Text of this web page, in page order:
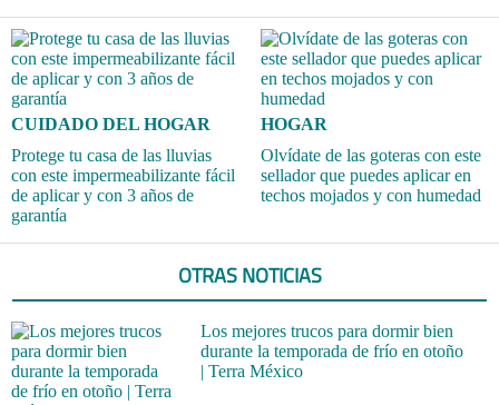
CUIDADO DEL HOGAR
Protege tu casa de las lluvias
con este impermeabilizante fácil
de aplicar y con 3 años de
garantía
HOGAR
Olvídate de las goteras con este
sellador que puedes aplicar en
techos mojados y con humedad
OTRAS NOTICIAS
Los mejores trucos para dormir bien
durante la temporada de frío en otoño
| Terra México